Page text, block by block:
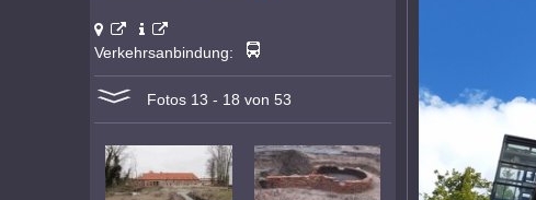
Verkehrsanbindung:
Fotos 13 - 18 von 53